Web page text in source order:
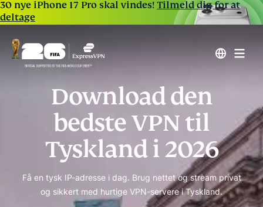
30 nye iPhone 17 Pro skal vindes!Tilmeld dig for at
deltage
Download den
bedste VPN til
Tyskland i 2026
Få en tysk IP-adresse i dag. Brug nettet og stream privat
og sikkert med hurtige VPN-servere i Tyskland.